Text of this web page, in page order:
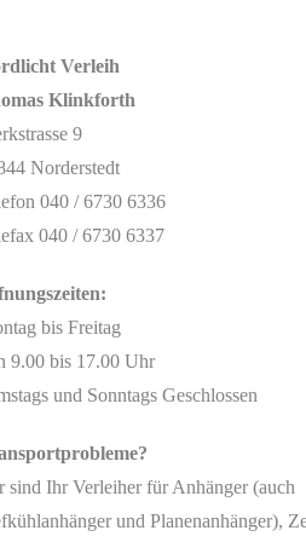
Verleih
Klinkforth
9
Norderstedt
040 / 6730 6336
040 / 6730 6337
bis Freitag
9.00 bis 17.00 Uhr
und Sonntags Geschlossen
sind Ihr Verleiher für Anhänger (auch
und Planenanhänger),